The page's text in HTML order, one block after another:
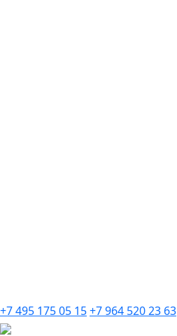
+7 495 175 05 15+7 964 520 23 63